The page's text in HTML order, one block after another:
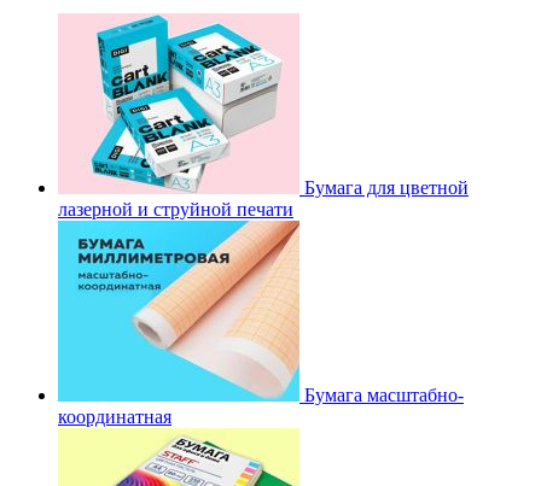
Бумага для цветной
лазерной и струйной печати
Бумага масштабно-
координатная